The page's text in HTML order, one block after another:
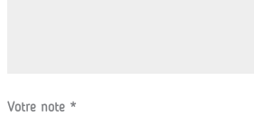
Votre note *